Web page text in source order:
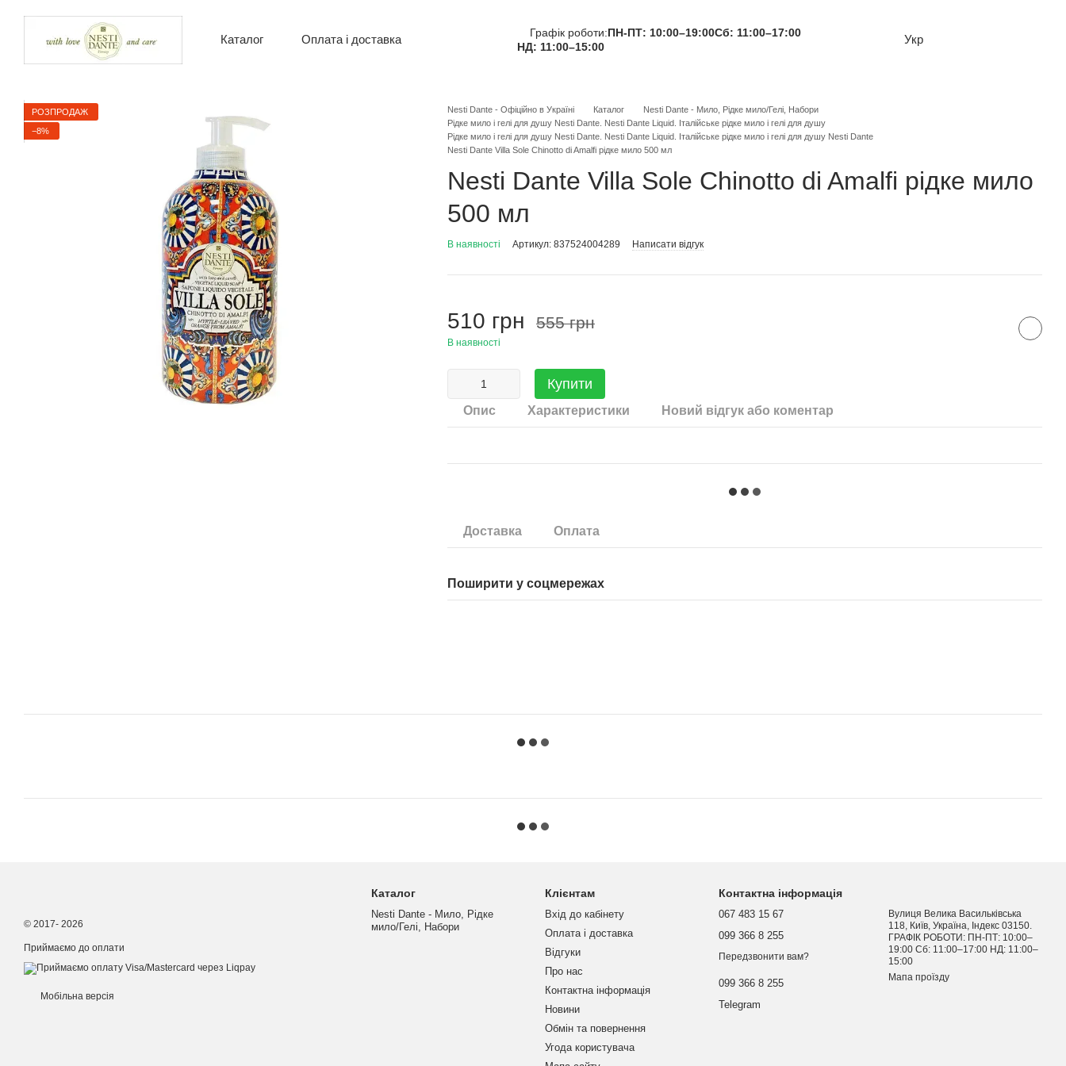
Каталог
Оплата і доставка
Графік роботи:ПН-ПТ: 10:00–19:00Сб: 11:00–17:00
НД: 11:00–15:00
Укр
РОЗПРОДАЖ
−8%
Nesti Dante - Офіційно в Україні Каталог
Nesti Dante - Мило, Рідке мило/Гелі, Набори
Рідке мило і гелі для душу Nesti Dante. Nesti Dante Liquid. Італійське рідке мило і гелі для душу
Рідке мило і гелі для душу Nesti Dante. Nesti Dante Liquid. Італійське рідке мило і гелі для душу Nesti Dante
Nesti Dante Villa Sole Chinotto di Amalfi рідке мило 500 мл
Nesti Dante Villa Sole Chinotto di Amalfi рідке мило
500 мл
В наявності Артикул: 837524004289 Написати відгук
510 грн 555 грн
В наявності
Купити
Опис Характеристики Новий відгук або коментар
Доставка Оплата
Поширити у соцмережах
© 2017- 2026
Приймаємо до оплати
Мобільна версія
Каталог
Nesti Dante - Мило, Рідке
мило/Гелі, Набори
Клієнтам
Вхід до кабінету
Оплата і доставка
Відгуки
Про нас
Контактна інформація
Новини
Обмін та повернення
Угода користувача
Контактна інформація
067 483 15 67
099 366 8 255
Передзвонити вам?
099 366 8 255
Telegram
Вулиця Велика Васильківська
118, Київ, Україна, Індекс 03150.
ГРАФІК РОБОТИ: ПН-ПТ: 10:00–
19:00 Сб: 11:00–17:00 НД: 11:00–
15:00
Мапа проїзду